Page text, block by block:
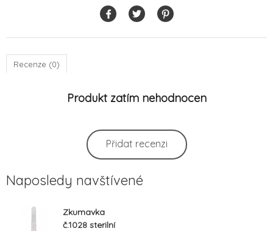
Recenze (0)
Produkt zatím nehodnocen
Přidat recenzi
Naposledy navštívené
Zkumavka
č.1028 sterilní